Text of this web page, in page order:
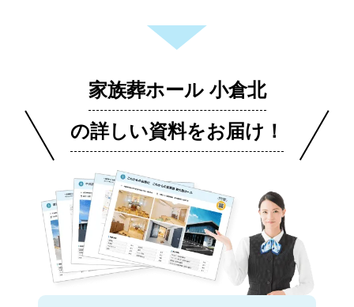
家族葬ホール 小倉北
の詳しい資料をお届け！